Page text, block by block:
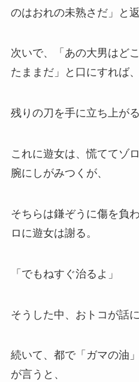
のはおれの未熟さだ」と返
次いで、「あの大男はど
たままだ」と口にすれば、
残りの刀を手に立ち上がる
これに遊女は、慌ててゾ
腕にしがみつくが、
そちらは鎌ぞうに傷を負
ロに遊女は謝る。
「でもねすぐ治るよ」
そうした中、おトコが話
続いて、都で「ガマの油
が言うと、